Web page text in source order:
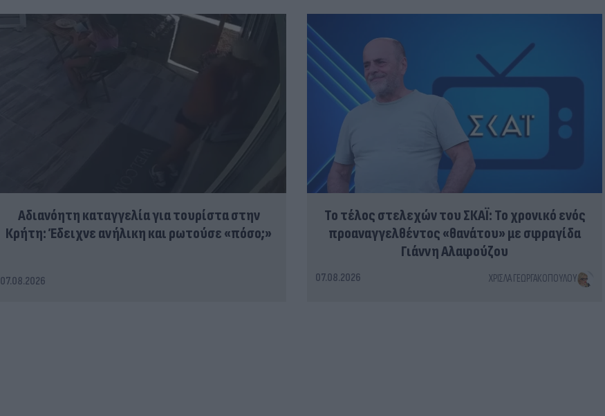
Αδιανόητη καταγγελία για τουρίστα στην
Κρήτη: Έδειχνε ανήλικη και ρωτούσε «πόσο;»
07.08.2026
Το τέλος στελεχών του ΣΚΑΪ: Το χρονικό ενός
προαναγγελθέντος «θανάτου» με σφραγίδα
Γιάννη Αλαφούζου
07.08.2026 ΧΡΊΣΛΑ ΓΕΩΡΓΑΚΟΠΟΎΛΟΥ